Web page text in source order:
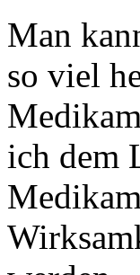
Man
so viel
ich dem